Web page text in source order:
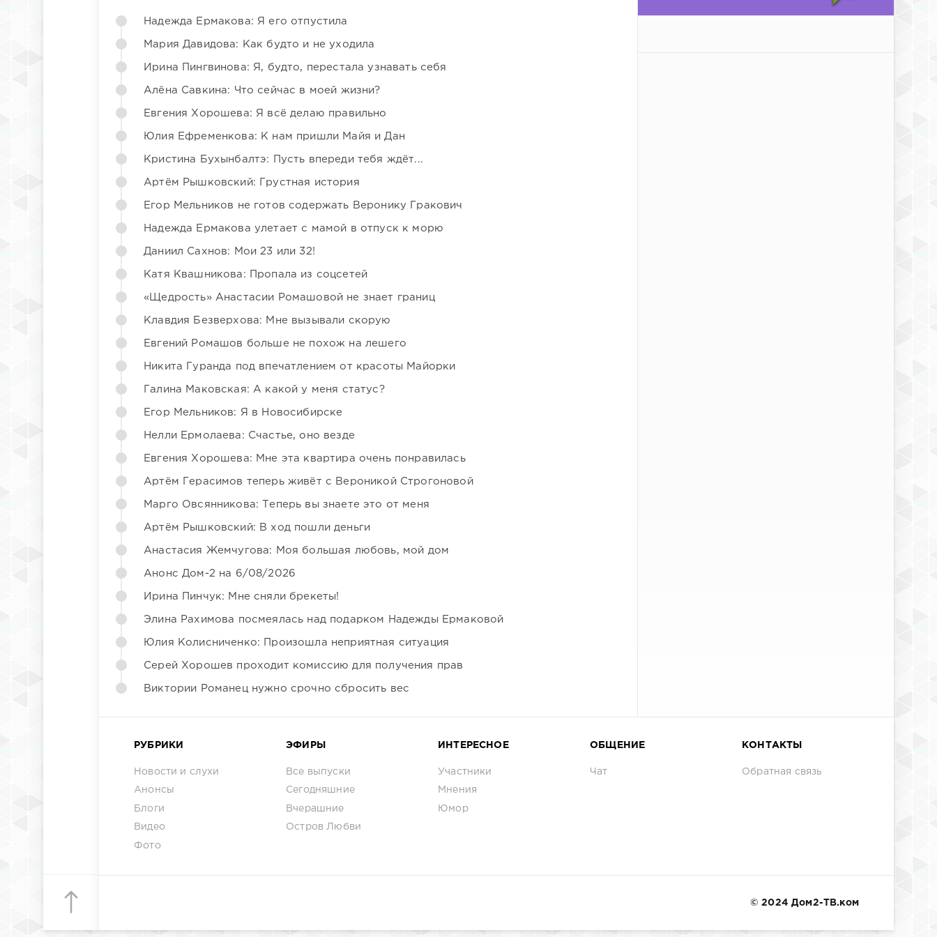
Надежда Ермакова: Я его отпустила
Мария Давидова: Как будто и не уходила
Ирина Пингвинова: Я, будто, перестала узнавать себя
Алёна Савкина: Что сейчас в моей жизни?
Евгения Хорошева: Я всё делаю правильно
Юлия Ефременкова: К нам пришли Майя и Дан
Кристина Бухынбалтэ: Пусть впереди тебя ждёт...
Артём Рышковский: Грустная история
Егор Мельников не готов содержать Веронику Гракович
Надежда Ермакова улетает с мамой в отпуск к морю
Даниил Сахнов: Мои 23 или 32!
Катя Квашникова: Пропала из соцсетей
«Щедрость» Анастасии Ромашовой не знает границ
Клавдия Безверхова: Мне вызывали скорую
Евгений Ромашов больше не похож на лешего
Никита Гуранда под впечатлением от красоты Майорки
Галина Маковская: А какой у меня статус?
Егор Мельников: Я в Новосибирске
Нелли Ермолаева: Счастье, оно везде
Евгения Хорошева: Мне эта квартира очень понравилась
Артём Герасимов теперь живёт с Вероникой Строгоновой
Марго Овсянникова: Теперь вы знаете это от меня
Артём Рышковский: В ход пошли деньги
Анастасия Жемчугова: Моя большая любовь, мой дом
Анонс Дом-2 на 6/08/2026
Ирина Пинчук: Мне сняли брекеты!
Элина Рахимова посмеялась над подарком Надежды Ермаковой
Юлия Колисниченко: Произошла неприятная ситуация
Серей Хорошев проходит комиссию для получения прав
Виктории Романец нужно срочно сбросить вес
РУБРИКИ
Новости и слухи
Анонсы
Блоги
Видео
Фото
ЭФИРЫ
Все выпуски
Сегодняшние
Вчерашние
Остров Любви
ИНТЕРЕСНОЕ
Участники
Мнения
Юмор
ОБЩЕНИЕ
Чат
КОНТАКТЫ
Обратная связь
© 2024 Дом2-ТВ.ком